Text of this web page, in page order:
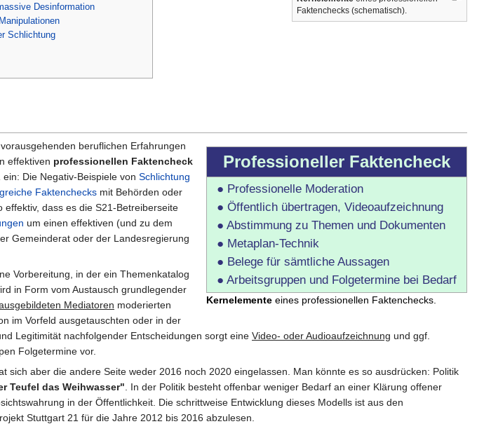
Faktenchecks (schematisch).
Desinformation
Schlichtung
Professioneller Faktencheck
● Professionelle Moderation
● Öffentlich übertragen, Videoaufzeichnung
● Abstimmung zu Themen und Dokumenten
● Metaplan-Technik
● Belege für sämtliche Aussagen
● Arbeitsgruppen und Folgetermine bei Bedarf
Kernelemente eines professionellen Faktenchecks.
beruflichen Erfahrungen
effektiven professionellen Faktencheck
Die Negativ-Beispiele von Schlichtung
Faktenchecks mit Behörden oder
dass es die S21-Betreiberseite
um einen effektiven (und zu dem
Gemeinderat oder der Landesregierung
Vorbereitung, in der ein Themenkatalog
in Form vom Austausch grundlegender
Mediatoren moderierten
im Vorfeld ausgetauschten oder in der
Legitimität nachfolgender Entscheidungen sorgt eine Video- oder Audioaufzeichnung und ggf.
Folgetermine vor.
sich aber die andere Seite weder 2016 noch 2020 eingelassen. Man könnte es so ausdrücken: Politik
Teufel das Weihwasser" . In der Politik besteht offenbar weniger Bedarf an einer Klärung offener
in der Öffentlichkeit. Die schrittweise Entwicklung dieses Modells ist aus den
Stuttgart 21 für die Jahre 2012 bis 2016 abzulesen.